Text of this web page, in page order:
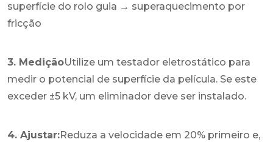
superfície do rolo guia → superaquecimento por
fricção
3. MediçãoUtilize um testador eletrostático para
medir o potencial de superfície da película. Se este
exceder ±5 kV, um eliminador deve ser instalado.
4. Ajustar:Reduza a velocidade em 20% primeiro e,